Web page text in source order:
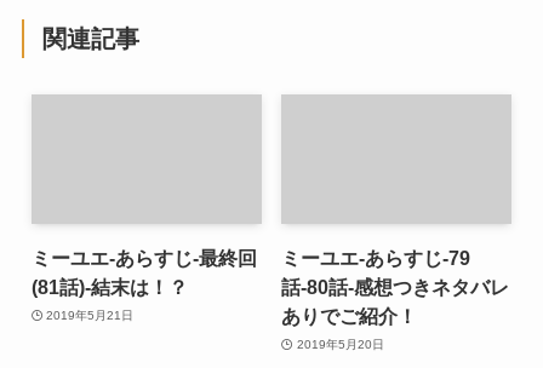
関連記事
ミーユエ-あらすじ-最終回
(81話)-結末は！？
2019年5月21日
ミーユエ-あらすじ-79
話-80話-感想つきネタバレ
ありでご紹介！
2019年5月20日